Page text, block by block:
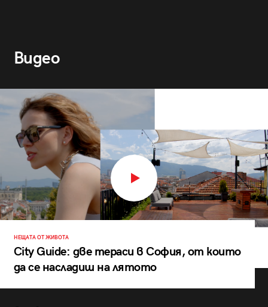
Видео
НЕЩАТА ОТ ЖИВОТА
City Guide: две тераси в София, от които
да се насладиш на лятото